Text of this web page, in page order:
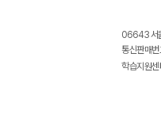
06643 서
통신판매
학습지원